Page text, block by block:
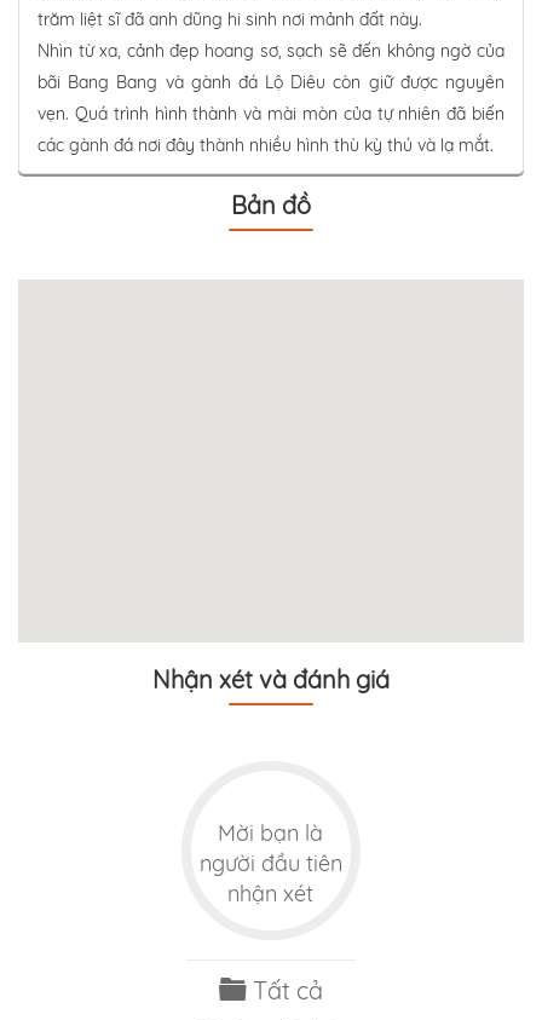
trăm liệt sĩ đã anh dũng hi sinh nơi mảnh đất này.
Nhìn từ xa, cảnh đẹp hoang sơ, sạch sẽ đến không ngờ của
bãi Bang Bang và gành đá Lộ Diêu còn giữ được nguyên
vẹn. Quá trình hình thành và mài mòn của tự nhiên đã biến
các gành đá nơi đây thành nhiều hình thù kỳ thú và lạ mắt.
Bản đồ
Nhận xét và đánh giá
Mời bạn là
người đầu tiên
nhận xét
Tất cả